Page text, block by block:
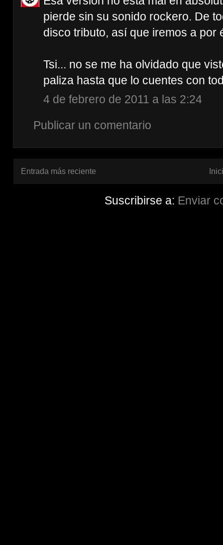
pierde sin su sonido rockero. De
disco tributo, así que iremos a por
Tsi... no se me ha olvidado que
paliza hasta que lo cuentes con
4 de febrero de 2011 a las 2:24
Publicar un comentario
Entrada más reciente
Suscribirse a: Enviar